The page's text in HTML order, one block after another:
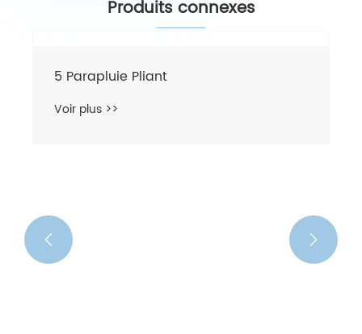
Produits connexes
5 Parapluie Pliant
Voir plus >>
 